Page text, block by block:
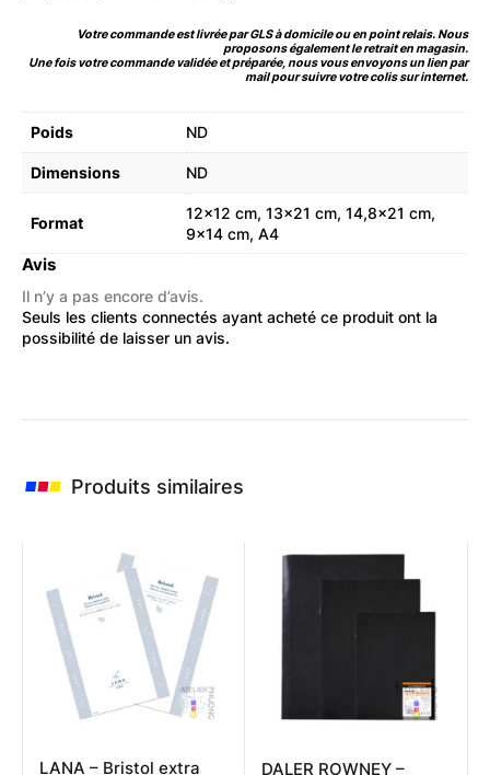
Votre commande est livrée par GLS à domicile ou en point relais. Nous
proposons également le retrait en magasin.
Une fois votre commande validée et préparée, nous vous envoyons un lien par
mail pour suivre votre colis sur internet.
Poids ND
Dimensions ND
Format
12×12 cm, 13×21 cm, 14,8×21 cm,
9×14 cm, A4
Avis
Il n’y a pas encore d’avis.
Seuls les clients connectés ayant acheté ce produit ont la
possibilité de laisser un avis.
Produits similaires
LANA – Bristol extra DALER ROWNEY –